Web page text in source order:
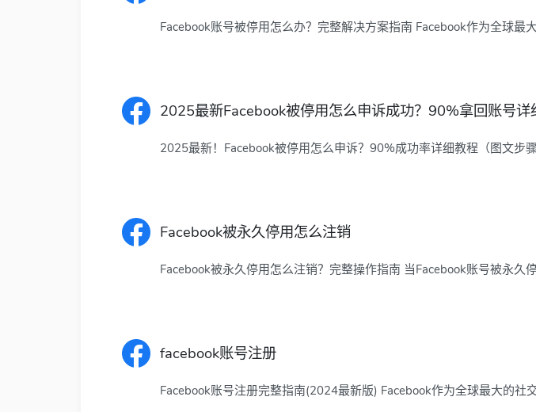
Facebook账号被停用怎么办？完整解决方案指南 Facebook作为全球最
2025最新Facebook被停用怎么申诉成功？90%拿回账号
2025最新！Facebook被停用怎么申诉？90%成功率详细教程（图文步
Facebook被永久停用怎么注销
Facebook被永久停用怎么注销？完整操作指南 当Facebook账号被永久
facebook账号注册
Facebook账号注册完整指南(2024最新版) Facebook作为全球最大的社